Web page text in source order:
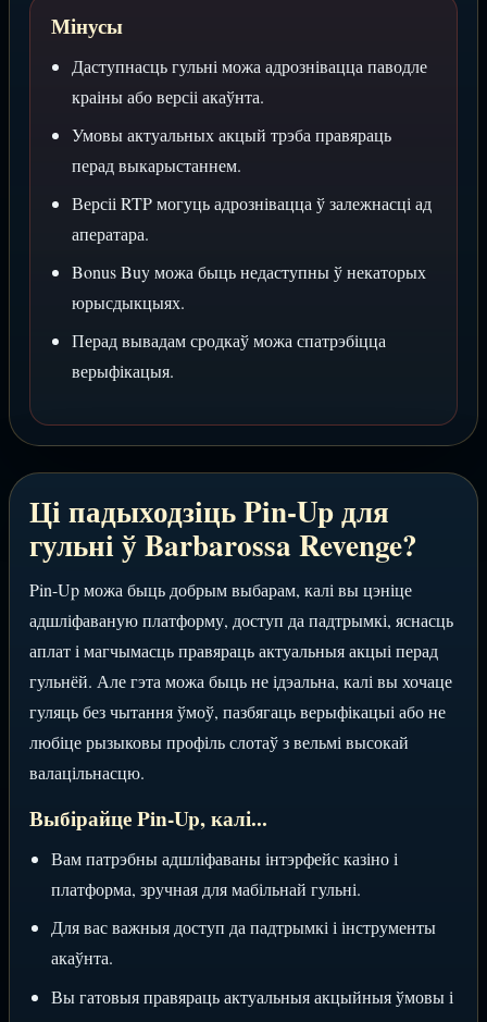
Мінусы
Даступнасць гульні можа адрознівацца паводле
краіны або версіі акаўнта.
Умовы актуальных акцый трэба правяраць
перад выкарыстаннем.
Версіі RTP могуць адрознівацца ў залежнасці ад
аператара.
Bonus Buy можа быць недаступны ў некаторых
юрысдыкцыях.
Перад вывадам сродкаў можа спатрэбіцца
верыфікацыя.
Ці падыходзіць Pin-Up для
гульні ў Barbarossa Revenge?
Pin-Up можа быць добрым выбарам, калі вы цэніце
адшліфаваную платформу, доступ да падтрымкі, яснасць
аплат і магчымасць правяраць актуальныя акцыі перад
гульнёй. Але гэта можа быць не ідэальна, калі вы хочаце
гуляць без чытання ўмоў, пазбягаць верыфікацыі або не
любіце рызыковы профіль слотаў з вельмі высокай
валацільнасцю.
Выбірайце Pin-Up, калі...
Вам патрэбны адшліфаваны інтэрфейс казіно і
платформа, зручная для мабільнай гульні.
Для вас важныя доступ да падтрымкі і інструменты
акаўнта.
Вы гатовыя правяраць актуальныя акцыйныя ўмовы і